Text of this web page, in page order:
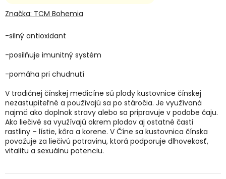
-silný antioxidant
-posilňuje imunitný systém
-pomáha pri chudnutí
V tradičnej čínskej medicíne sú plody kustovnice čínskej
nezastupiteľné a používajú sa po stáročia. Je využívaná
najmä ako doplnok stravy alebo sa pripravuje v podobe čaju.
Ako liečivé sa využívajú okrem plodov aj ostatné časti
rastliny – lístie, kôra a korene. V Číne sa kustovnica čínska
považuje za liečivú potravinu, ktorá podporuje dlhovekosť,
vitalitu a sexuálnu potenciu.
produktu
0,0
z
5
hviezdičiek.
Značka: TCM Bohemia